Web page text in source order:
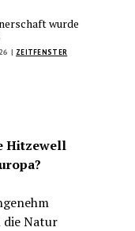
wurde
| ZEITFENSTER
Hitzewell
die Natur